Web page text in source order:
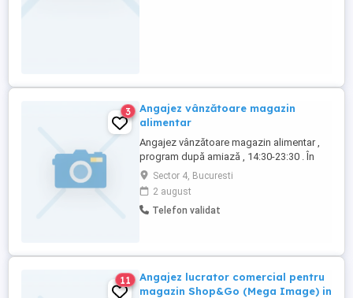
3
Angajez vânzătoare magazin
alimentar
Angajez vânzătoare magazin alimentar ,
program după amiază , 14:30-23:30 . În
weekend se lucrează o zi . Salariu
motivant ,angajarea se face doar cu proba
la locul de muncă . Locul de muncă este
disponibil doar persoanelor calificate în
Sector 4, Bucuresti
2 august
Telefon validat
11
Angajez lucrator comercial pentru
magazin Shop&Go (Mega Image) in